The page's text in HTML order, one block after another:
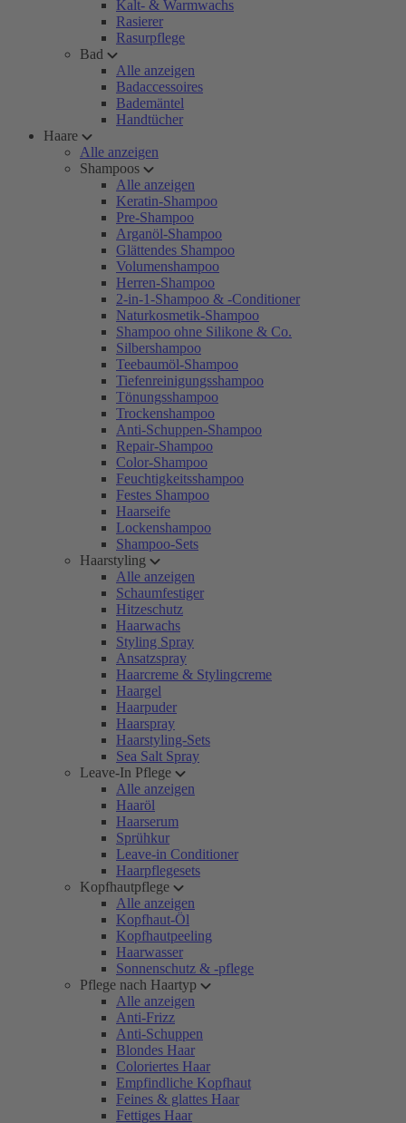
Kalt- & Warmwachs
Rasierer
Rasurpflege
Bad
Alle anzeigen
Badaccessoires
Bademäntel
Handtücher
Haare
Alle anzeigen
Shampoos
Alle anzeigen
Keratin-Shampoo
Pre-Shampoo
Arganöl-Shampoo
Glättendes Shampoo
Volumenshampoo
Herren-Shampoo
2-in-1-Shampoo & -Conditioner
Naturkosmetik-Shampoo
Shampoo ohne Silikone & Co.
Silbershampoo
Teebaumöl-Shampoo
Tiefenreinigungsshampoo
Tönungsshampoo
Trockenshampoo
Anti-Schuppen-Shampoo
Repair-Shampoo
Color-Shampoo
Feuchtigkeitsshampoo
Festes Shampoo
Haarseife
Lockenshampoo
Shampoo-Sets
Haarstyling
Alle anzeigen
Schaumfestiger
Hitzeschutz
Haarwachs
Styling Spray
Ansatzspray
Haarcreme & Stylingcreme
Haargel
Haarpuder
Haarspray
Haarstyling-Sets
Sea Salt Spray
Leave-In Pflege
Alle anzeigen
Haaröl
Haarserum
Sprühkur
Leave-in Conditioner
Haarpflegesets
Kopfhautpflege
Alle anzeigen
Kopfhaut-Öl
Kopfhautpeeling
Haarwasser
Sonnenschutz & -pflege
Pflege nach Haartyp
Alle anzeigen
Anti-Frizz
Anti-Schuppen
Blondes Haar
Coloriertes Haar
Empfindliche Kopfhaut
Feines & glattes Haar
Fettiges Haar